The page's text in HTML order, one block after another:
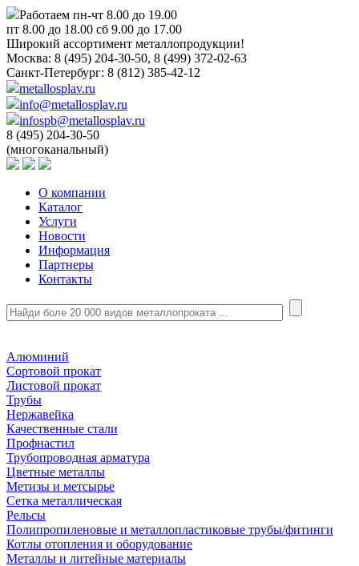
Работаем пн-чт 8.00 до 19.00
пт 8.00 до 18.00 сб 9.00 до 17.00
Широкий ассортимент металлопродукции!
Москва: 8 (495) 204-30-50, 8 (499) 372-02-63
Санкт-Петербург: 8 (812) 385-42-12
metallosplav.ru
info@metallosplav.ru
infospb@metallosplav.ru
8 (495) 204-30-50
(многоканальный)
О компании
Каталог
Услуги
Новости
Информация
Партнеры
Контакты
Алюминий
Сортовой прокат
Листовой прокат
Трубы
Нержавейка
Качественные стали
Профнастил
Трубопроводная арматура
Цветные металлы
Метизы и метсырье
Сетка металлическая
Рельсы
Полипропиленовые и металлопластиковые трубы/фитинги
Котлы отопления и оборудование
Металлы и литейные материалы